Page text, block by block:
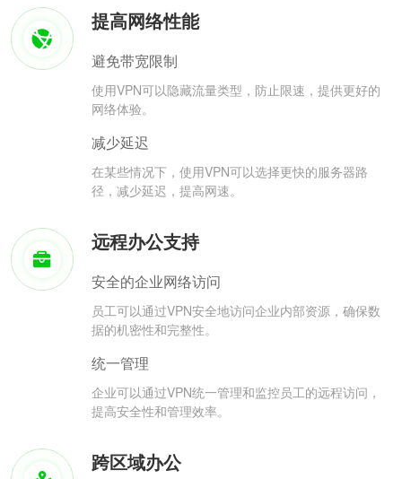
提高网络性能
避免带宽限制
使用VPN可以隐藏流量类型，防止限速，提供更好的
网络体验。
减少延迟
在某些情况下，使用VPN可以选择更快的服务器路
径，减少延迟，提高网速。
远程办公支持
安全的企业网络访问
员工可以通过VPN安全地访问企业内部资源，确保数
据的机密性和完整性。
统一管理
企业可以通过VPN统一管理和监控员工的远程访问，
提高安全性和管理效率。
跨区域办公